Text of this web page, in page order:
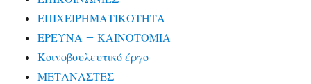
ΕΠΙΧΕΙΡΗΜΑΤΙΚΟΤΗΤΑ
ΕΡΕΥΝΑ – ΚΑΙΝΟΤΟΜΙΑ
Κοινοβουλευτικό έργο
ΜΕΤΑΝΑΣΤΕΣ